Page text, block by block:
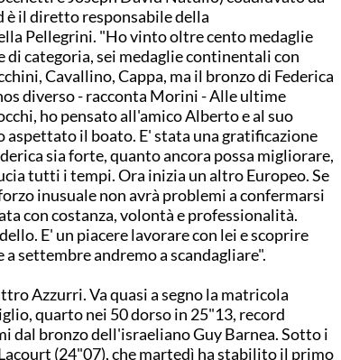
è il diretto responsabile della
Pellegrini. "Ho vinto oltre cento medaglie
categoria, sei medaglie continentali con
Cavallino, Cappa, ma il bronzo di Federica
diverso - racconta Morini - Alle ultime
ho pensato all'amico Alberto e al suo
aspettato il boato. E' stata una gratificazione
sia forte, quanto ancora possa migliorare,
tutti i tempi. Ora inizia un altro Europeo. Se
inusuale non avrà problemi a confermarsi
con costanza, volontà e professionalità.
E' un piacere lavorare con lei e scoprire
settembre andremo a scandagliare".
Azzurri. Va quasi a segno la matricola
quarto nei 50 dorso in 25"13, record
dal bronzo dell'israeliano Guy Barnea. Sotto i
(24"07), che martedì ha stabilito il primo